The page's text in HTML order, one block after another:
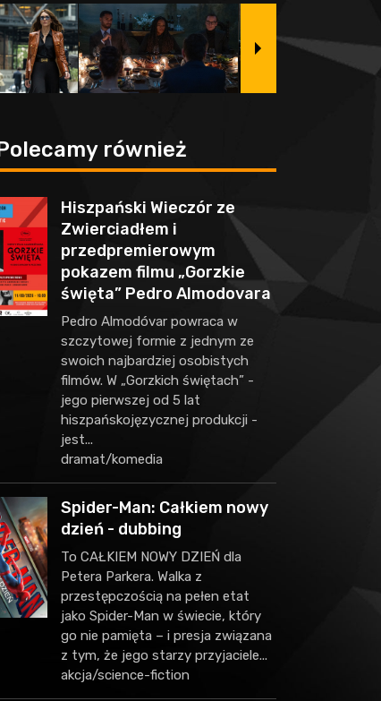
również
Hiszpański Wieczór ze
Zwierciadłem i
przedpremierowym
pokazem filmu „Gorzkie
święta” Pedro Almodovara
Pedro Almodóvar powraca w
szczytowej formie z jednym ze
swoich najbardziej osobistych
filmów. W „Gorzkich świętach” -
jego pierwszej od 5 lat
hiszpańskojęzycznej produkcji -
jest...
dramat/komedia
Spider-Man: Całkiem nowy
dzień - dubbing
To CAŁKIEM NOWY DZIEŃ dla
Petera Parkera. Walka z
przestępczością na pełen etat
jako Spider-Man w świecie, który
go nie pamięta – i presja związana
z tym, że jego starzy przyjaciele...
akcja/science-fiction